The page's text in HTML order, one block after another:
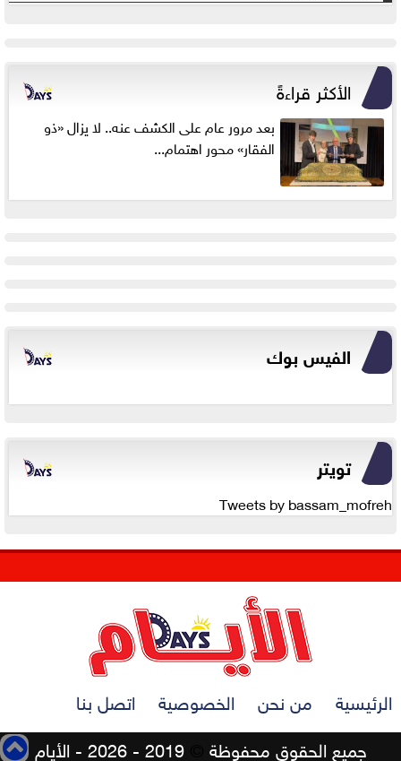
الأكثر قراءةً
بعد مرور عام على الكشف عنه.. لا يزال «ذو
الفقار» محور اهتمام...
الفيس بوك
تويتر
Tweets by bassam_mofreh
الرئيسية من نحن الخصوصية
اتصل بنا
جميع الحقوق محفوظة
2019 - 2026 - الأيام